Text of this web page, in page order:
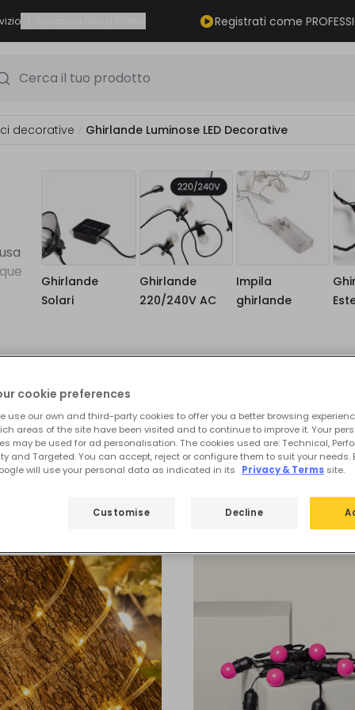
Registrati come
Cerca il tuo prodotto
decorative Ghirlande Luminose LED Decorative
Ghirlande
Solari
Ghirlande
220/240V AC
Impila
ghirlande
cookie preferences
use our own and third-party cookies to offer you a better browsing
areas of the site have been visited and to continue to improve it. Your
may be used for ad personalisation. The cookies used are: Technical,
and Targeted. You can accept, reject or configure them to suit your needs.
will use your personal data as indicated in its
Privacy & Terms site.
Decline
Customise